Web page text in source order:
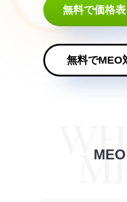
無料で価格
無料でMEO